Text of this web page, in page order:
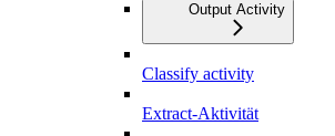
Output Activity
Classify activity
Extract-Aktivität